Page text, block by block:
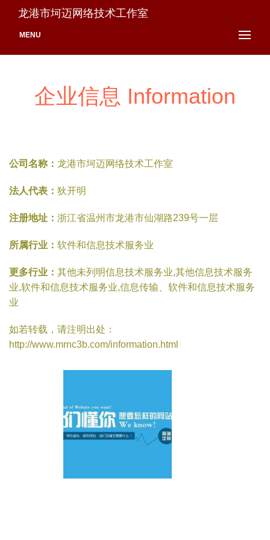
龙港市坷迈网络技术工作室
MENU
企业信息 Information
公司名称： 龙港市坷迈网络技术工作室
法人代表： 狄开明
注册地址： 浙江省温州市龙港市仙湖路239号一层
所属行业： 软件和信息技术服务业
更多行业： 其他未列明信息技术服务业,其他信息技术服务
业,软件和信息技术服务业,信息传输、软件和信息技术服务
业
如若转载，请注明出处：
http://www.mrnc3b.com/information.html